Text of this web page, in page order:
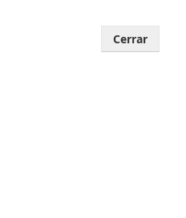
Cerrar